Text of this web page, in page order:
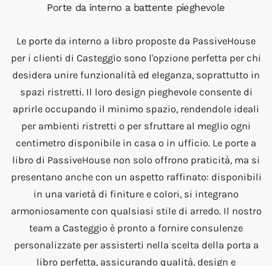
Porte da interno a battente pieghevole
Le porte da interno a libro proposte da PassiveHouse
per i clienti di Casteggio sono l'opzione perfetta per chi
desidera unire funzionalità ed eleganza, soprattutto in
spazi ristretti. Il loro design pieghevole consente di
aprirle occupando il minimo spazio, rendendole ideali
per ambienti ristretti o per sfruttare al meglio ogni
centimetro disponibile in casa o in ufficio. Le porte a
libro di PassiveHouse non solo offrono praticità, ma si
presentano anche con un aspetto raffinato: disponibili
in una varietà di finiture e colori, si integrano
armoniosamente con qualsiasi stile di arredo. Il nostro
team a Casteggio è pronto a fornire consulenze
personalizzate per assisterti nella scelta della porta a
libro perfetta, assicurando qualità, design e